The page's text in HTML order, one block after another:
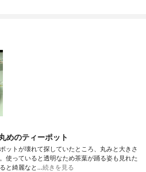
めのティーポット
ットが壊れて探していたところ、丸みと大きさ
使っていると透明なため茶葉が踊る姿も見れた
と綺麗なと…続きを見る